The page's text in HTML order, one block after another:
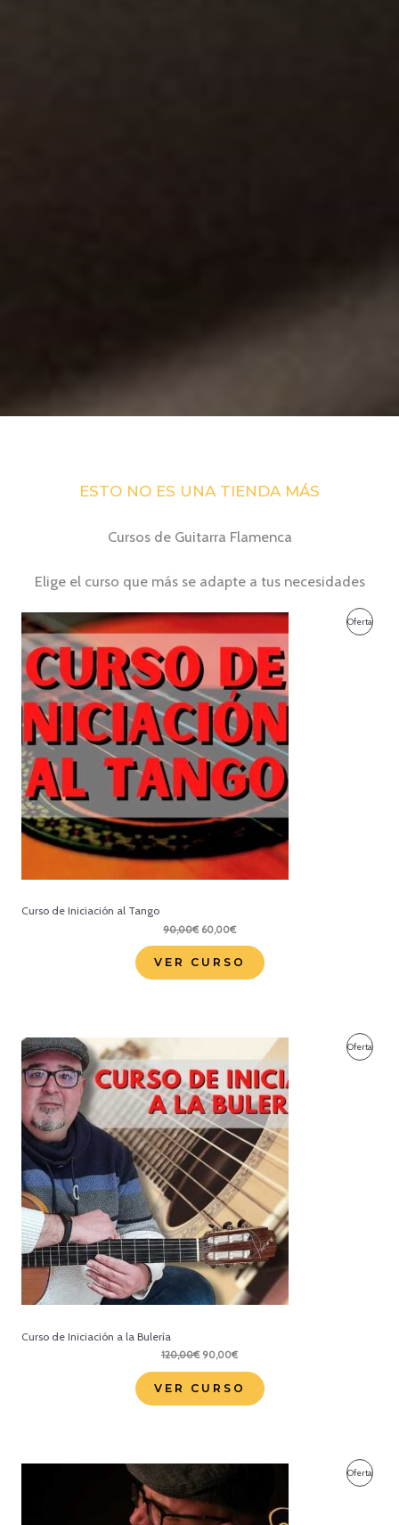
ESTO NO ES UNA TIENDA MÁS
Cursos de Guitarra Flamenca
Elige el curso que más se adapte a tus necesidades
Oferta
Curso de Iniciación al Tango
90,00€ El
era:
90,00€.
60,00€El
actual
es:
60,00€.
VER CURSO
Oferta
Curso de Iniciación a la Bulería
120,00€ El
era:
120,00€.
90,00€El
actual
es:
90,00€.
VER CURSO
Oferta